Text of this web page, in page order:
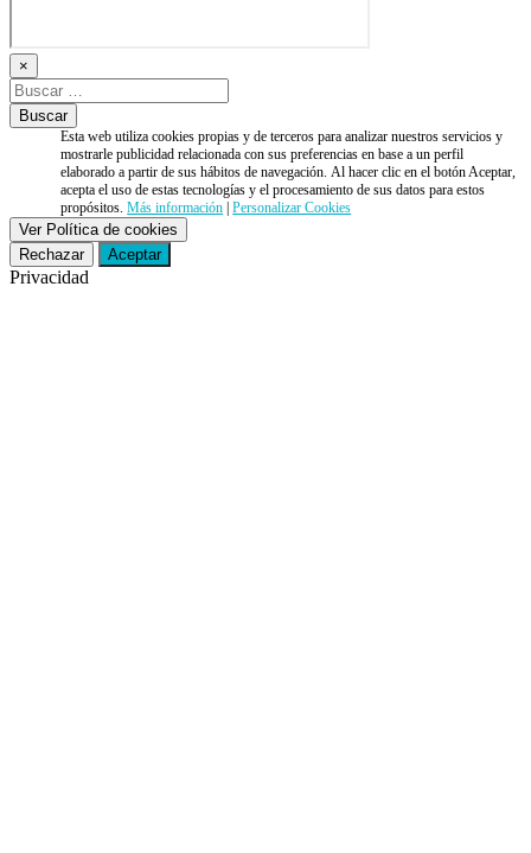
×
Esta web utiliza cookies propias y de terceros para analizar nuestros servicios y
mostrarle publicidad relacionada con sus preferencias en base a un perfil
elaborado a partir de sus hábitos de navegación. Al hacer clic en el botón Aceptar,
acepta el uso de estas tecnologías y el procesamiento de sus datos para estos
propósitos.Más información |Personalizar Cookies
Ver Política de cookies
Rechazar
Aceptar
Privacidad